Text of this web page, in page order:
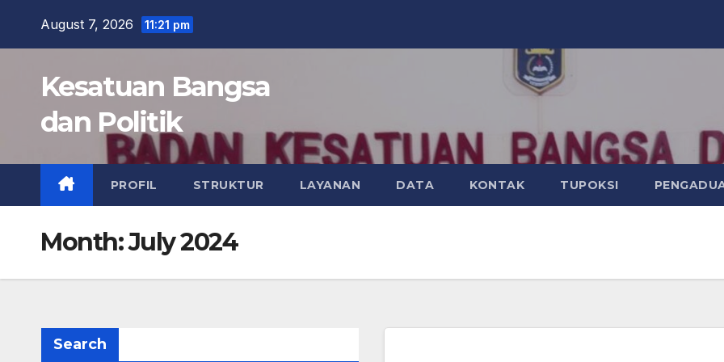
August 7, 2026 11:21 pm
Kesatuan Bangsa
dan Politik
PROFIL STRUKTUR LAYANAN DATA KONTAK TUPOKSI
Month:July 2024
Search